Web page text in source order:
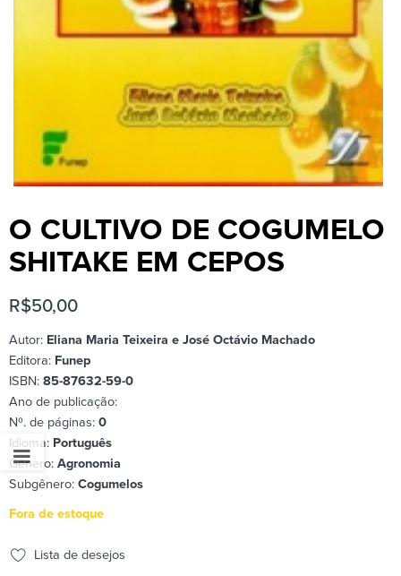
O CULTIVO DE COGUMELO
SHITAKE EM CEPOS
R$50,00
Autor: Eliana Maria Teixeira e José Octávio Machado
Editora: Funep
ISBN: 85-87632-59-0
Ano de publicação:
Nº. de páginas: 0
Idioma: Português
Gênero: Agronomia
Subgênero: Cogumelos
Fora de estoque
Lista de desejos